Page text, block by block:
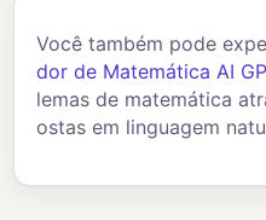
Você também pode
dor de Matemática AI
lemas de matemática
ostas em linguagem